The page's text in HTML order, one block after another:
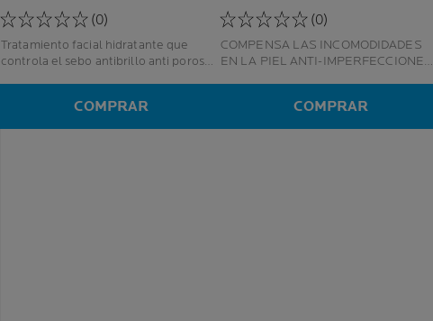
(0)
Tratamiento facial hidratante que
controla el sebo antibrillo anti poros
COMPRAR
(0)
COMPENSA LAS INCOMODIDADES
EN LA PIEL ANTI-IMPERFECCIONES
COMPRAR